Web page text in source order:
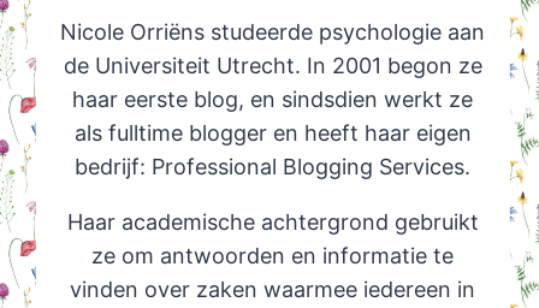
Nicole Orriëns studeerde psychologie aan
de Universiteit Utrecht. In 2001 begon ze
haar eerste blog, en sindsdien werkt ze
als fulltime blogger en heeft haar eigen
bedrijf: Professional Blogging Services.
Haar academische achtergrond gebruikt
ze om antwoorden en informatie te
vinden over zaken waarmee iedereen in